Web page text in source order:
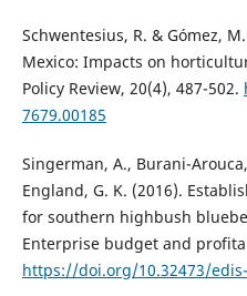
Schwentesius, R. & Gómez,
Mexico: Impacts on
Policy Review, 20(4), 487-502.
7679.00185
Singerman, A., Burani-
England, G. K. (2016).
for southern highbush
Enterprise budget and
https://doi.org/10.32473/